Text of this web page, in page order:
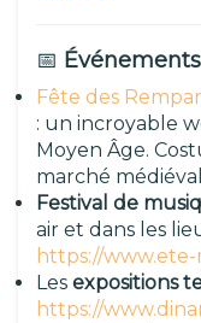
📅
Fête des
: un incroyable
Moyen Âge.
marché
Festival de
air et dans les
https://
Les expositions
https://